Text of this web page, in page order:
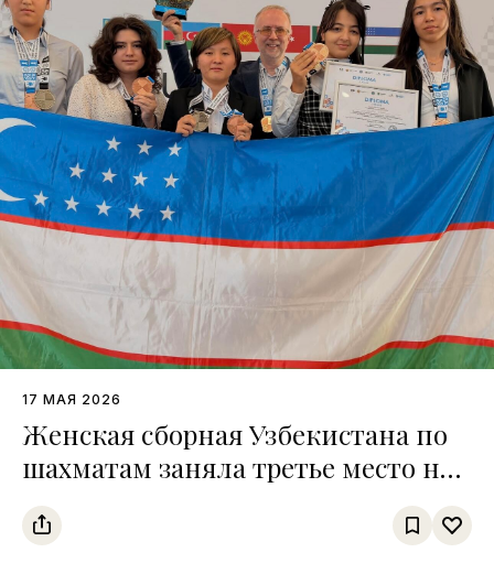
17 МАЯ 2026
Женская сборная Узбекистана по
шахматам заняла третье место на
чемпионате среди тюркских
государств